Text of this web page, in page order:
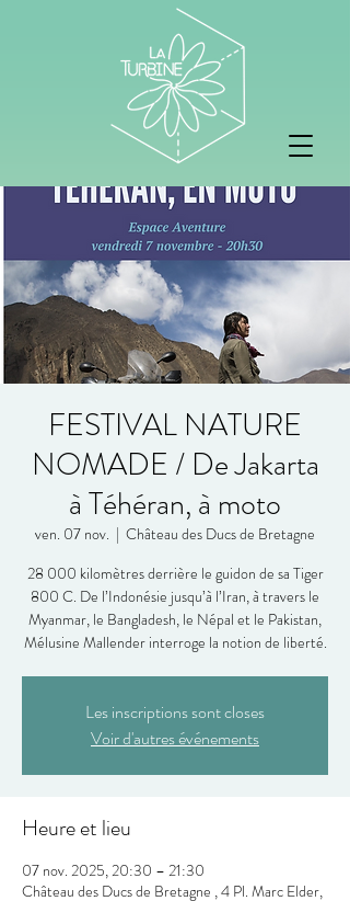
FESTIVAL NATURE
NOMADE / De Jakarta
à Téhéran, à moto
ven. 07 nov.
  |
Château des Ducs de Bretagne
28 000 kilomètres derrière le guidon de sa Tiger
800 C. De l’Indonésie jusqu’à l’Iran, à travers le
Myanmar, le Bangladesh, le Népal et le Pakistan,
Mélusine Mallender interroge la notion de liberté.
Les inscriptions sont closes
Voir d'autres événements
Heure et lieu
07 nov. 2025, 20:30 – 21:30
Château des Ducs de Bretagne , 4 Pl. Marc Elder,